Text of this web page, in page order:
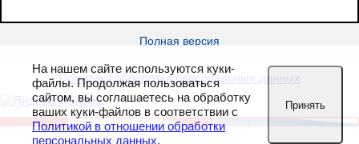
Полная версия
Политика обработки персональных данных
На нашем сайте используются куки-
файлы. Продолжая пользоваться
сайтом, вы соглашаетесь на обработку
ваших куки-файлов в соответствии с
Политикой в отношении обработки
персональных данных.
Принять